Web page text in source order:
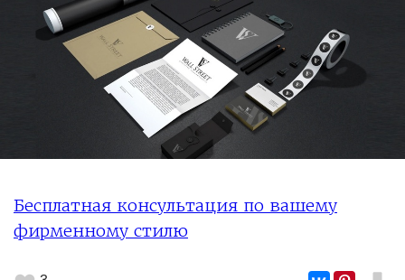
Бесплатная консультация по вашему
фирменному стилю